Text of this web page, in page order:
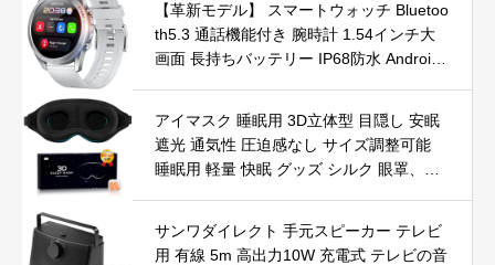
【革新モデル】 スマートウォッチ Bluetoo
th5.3 通話機能付き 腕時計 1.54インチ大
画面 長持ちバッテリー IP68防水 Android i
文字盤 運動モード 多機能 腕時計 丸型 メ
ンズ レディース スポーツ 日本語説明書付
き (ホワイト)
アイマスク 睡眠用 3D立体型 目隠し 安眠
遮光 通気性 圧迫感なし サイズ調整可能
睡眠用 軽量 快眠 グッズ シルク 眼罩、仮
サンワダイレクト 手元スピーカー テレビ
用 有線 5m 高出力10W 充電式 テレビの音